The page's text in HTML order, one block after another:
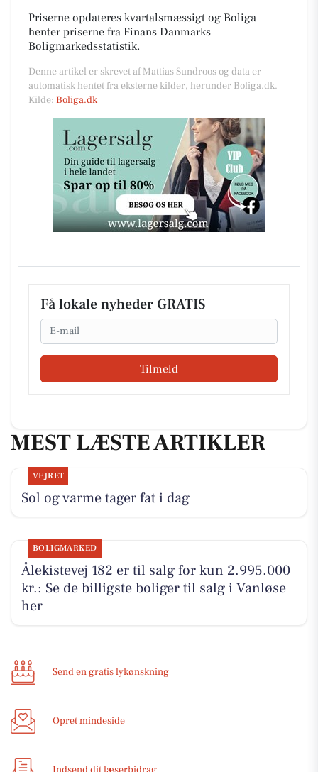
Priserne opdateres kvartalsmæssigt og Boliga
henter priserne fra Finans Danmarks
Boligmarkedsstatistik.
Denne artikel er skrevet af Mattias Sundroos og data er
automatisk hentet fra eksterne kilder, herunder Boliga.dk.
Kilde: Boliga.dk
Få lokale nyheder GRATIS
Email
Tilmeld
MEST LÆSTE ARTIKLER
VEJRET
Sol og varme tager fat i dag
BOLIGMARKED
Ålekistevej 182 er til salg for kun 2.995.000
kr.: Se de billigste boliger til salg i Vanløse
her
Send en gratis lykønskning
Opret mindeside